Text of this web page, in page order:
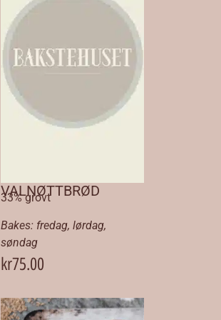
VALNØTTBRØD
33% grovt
Bakes: fredag, lørdag,
søndag
kr75.00